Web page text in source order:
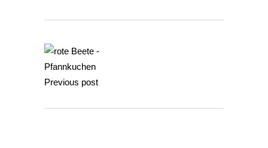
Previous post